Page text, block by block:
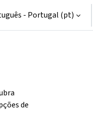
- Portugal ‎(pt)‎
de